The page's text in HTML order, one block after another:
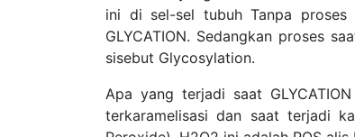
ini di sel-sel tubuh Tanpa proses
GLYCATION. Sedangkan proses
sisebut Glycosylation.
Apa yang terjadi saat
terkaramelisasi dan saat terjadi